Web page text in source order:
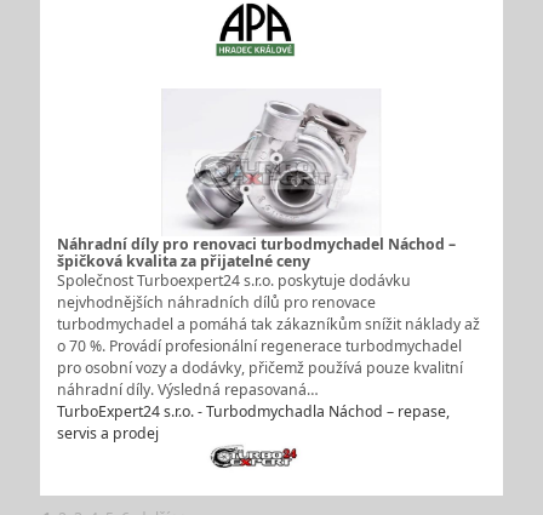
Náhradní díly pro renovaci turbodmychadel Náchod –
špičková kvalita za přijatelné ceny
Společnost Turboexpert24 s.r.o. poskytuje dodávku
nejvhodnějších náhradních dílů pro renovace
turbodmychadel a pomáhá tak zákazníkům snížit náklady až
o 70 %. Provádí profesionální regenerace turbodmychadel
pro osobní vozy a dodávky, přičemž používá pouze kvalitní
náhradní díly. Výsledná repasovaná…
TurboExpert24 s.r.o. - Turbodmychadla Náchod – repase,
servis a prodej